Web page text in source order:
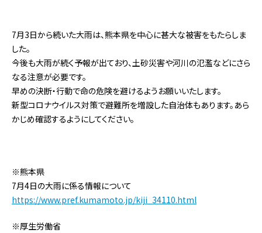
7月3日から続いた大雨は、熊本県を中心に甚大な被害をもたらしま
した。
今後も大雨が続く予報が出ており、土砂災害や河川の氾濫などにさら
なる注意が必要です。
早めの決断・行動で命の危険を避けるようお願いいたします。
新型コロナウイルス対策で避難所を増設した自治体もあります。あら
かじめ確認するようにしてください。
※熊本県
7月4日の大雨に係る情報について
https://www.pref.kumamoto.jp/kiji_34110.html
※厚生労働省